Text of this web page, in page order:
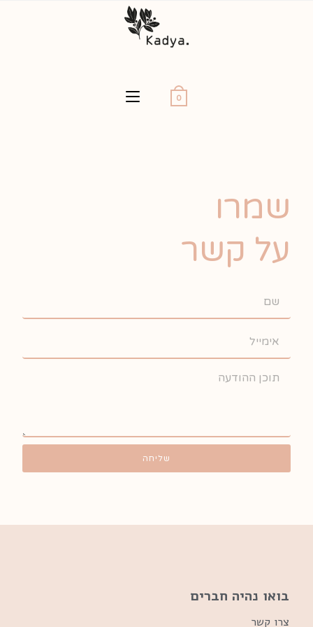
0
שמרו
על קשר
שליחה
בואו נהיה חברים
צרו קשר